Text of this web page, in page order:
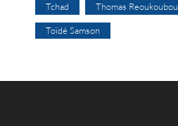
Tchad Thomas Reoukoubou
Toïdé Samson